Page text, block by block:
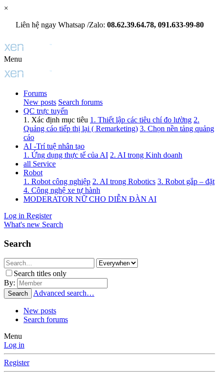
×
Liên hệ ngay Whatsap /Zalo: 08.62.39.64.78, 091.633-99-80
Menu
Forums
New posts Search forums
QC trực tuyến
1. Xác định mục tiêu 1. Thiết lập các tiêu chí đo lường 2.
Quảng cáo tiếp thị lại ( Remarketing) 3. Chọn nền tảng quảng
cáo
AI -Trí tuệ nhân tạo
1. Ứng dụng thực tế của AI 2. AI trong Kinh doanh
all Service
Robot
1. Robot công nghiệp 2. AI trong Robotics 3. Robot gắp – đặt
4. Công nghệ xe tự hành
MODERATOR NỮ CHO DIỄN ĐÀN AI
Log in Register
What's new Search
Search
Search titles only
By:
Search Advanced search…
New posts
Search forums
Menu
Log in
Register